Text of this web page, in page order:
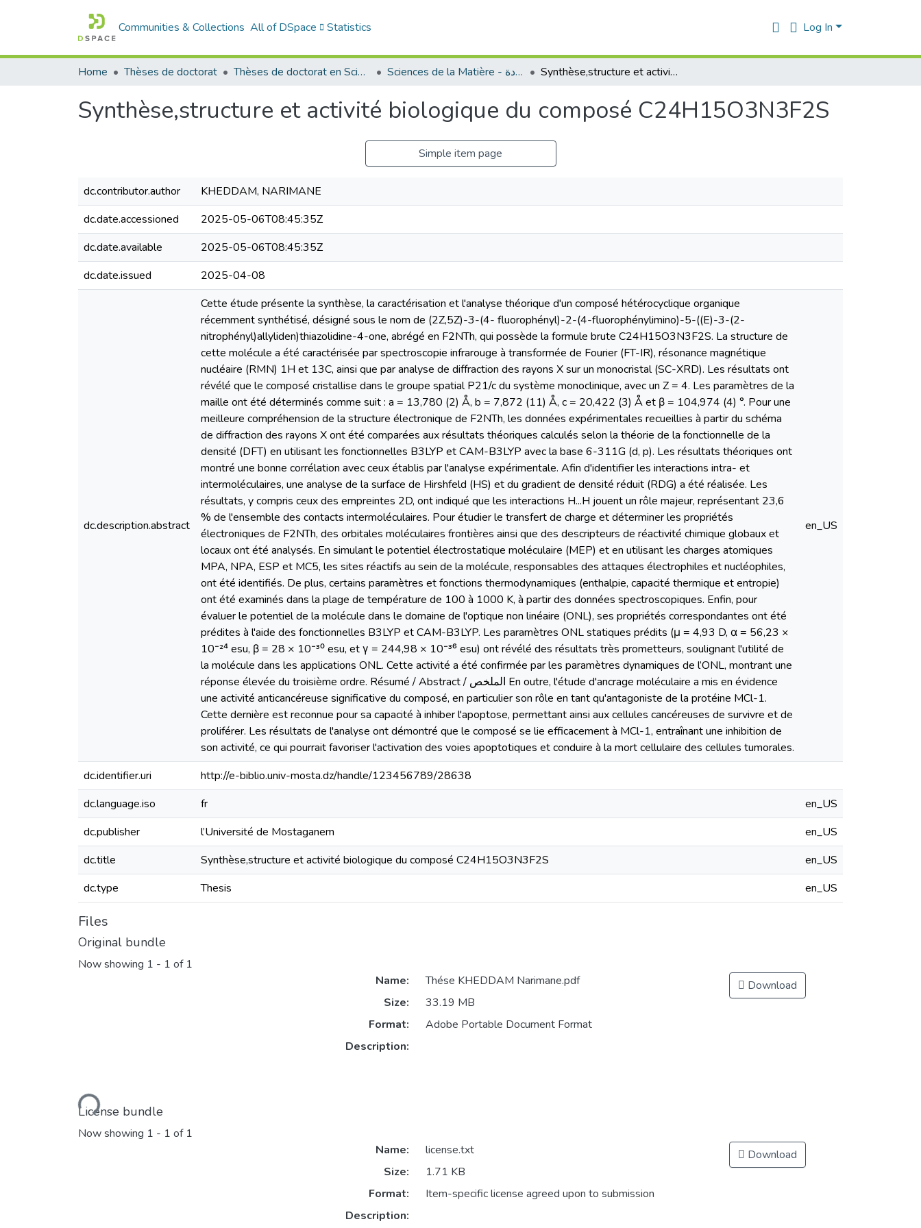
Communities & Collections All of DSpace Statistics Log In
Home Thèses de doctorat Thèses de doctorat en Sciences Sciences de la Matière - علوم المادة Synthèse,structure et activité biologique du composé C24H15O3N3F2S
Synthèse,structure et activité biologique du composé C24H15O3N3F2S
Simple item page
dc.contributor.author
KHEDDAM, NARIMANE
dc.date.accessioned
2025-05-06T08:45:35Z
dc.date.available
2025-05-06T08:45:35Z
dc.date.issued
2025-04-08
dc.description.abstract
Cette étude présente la synthèse, la caractérisation et l'analyse théorique d'un composé hétérocyclique organique
récemment synthétisé, désigné sous le nom de (2Z,5Z)-3-(4- fluorophényl)-2-(4-fluorophénylimino)-5-((E)-3-(2-
nitrophényl)allyliden)thiazolidine-4-one, abrégé en F2NTh, qui possède la formule brute C24H15O3N3F2S. La structure de
cette molécule a été caractérisée par spectroscopie infrarouge à transformée de Fourier (FT-IR), résonance magnétique
nucléaire (RMN) 1H et 13C, ainsi que par analyse de diffraction des rayons X sur un monocristal (SC-XRD). Les résultats ont
révélé que le composé cristallise dans le groupe spatial P21/c du système monoclinique, avec un Z = 4. Les paramètres de la
maille ont été déterminés comme suit : a = 13,780 (2) Å, b = 7,872 (11) Å, c = 20,422 (3) Å et β = 104,974 (4) °. Pour une
meilleure compréhension de la structure électronique de F2NTh, les données expérimentales recueillies à partir du schéma
de diffraction des rayons X ont été comparées aux résultats théoriques calculés selon la théorie de la fonctionnelle de la
densité (DFT) en utilisant les fonctionnelles B3LYP et CAM-B3LYP avec la base 6-311G (d, p). Les résultats théoriques ont
montré une bonne corrélation avec ceux établis par l'analyse expérimentale. Afin d'identifier les interactions intra- et
intermoléculaires, une analyse de la surface de Hirshfeld (HS) et du gradient de densité réduit (RDG) a été réalisée. Les
résultats, y compris ceux des empreintes 2D, ont indiqué que les interactions H...H jouent un rôle majeur, représentant 23,6
% de l'ensemble des contacts intermoléculaires. Pour étudier le transfert de charge et déterminer les propriétés
électroniques de F2NTh, des orbitales moléculaires frontières ainsi que des descripteurs de réactivité chimique globaux et
locaux ont été analysés. En simulant le potentiel électrostatique moléculaire (MEP) et en utilisant les charges atomiques
MPA, NPA, ESP et MC5, les sites réactifs au sein de la molécule, responsables des attaques électrophiles et nucléophiles,
ont été identifiés. De plus, certains paramètres et fonctions thermodynamiques (enthalpie, capacité thermique et entropie)
ont été examinés dans la plage de température de 100 à 1000 K, à partir des données spectroscopiques. Enfin, pour
évaluer le potentiel de la molécule dans le domaine de l'optique non linéaire (ONL), ses propriétés correspondantes ont été
prédites à l'aide des fonctionnelles B3LYP et CAM-B3LYP. Les paramètres ONL statiques prédits (μ = 4,93 D, α = 56,23 ×
10⁻²⁴ esu, β = 28 × 10⁻³⁰ esu, et γ = 244,98 × 10⁻³⁶ esu) ont révélé des résultats très prometteurs, soulignant l'utilité de
la molécule dans les applications ONL. Cette activité a été confirmée par les paramètres dynamiques de l’ONL, montrant une
réponse élevée du troisième ordre. Résumé / Abstract / الملخص En outre, l'étude d'ancrage moléculaire a mis en évidence
une activité anticancéreuse significative du composé, en particulier son rôle en tant qu'antagoniste de la protéine MCl-1.
Cette dernière est reconnue pour sa capacité à inhiber l'apoptose, permettant ainsi aux cellules cancéreuses de survivre et de
proliférer. Les résultats de l'analyse ont démontré que le composé se lie efficacement à MCl-1, entraînant une inhibition de
son activité, ce qui pourrait favoriser l'activation des voies apoptotiques et conduire à la mort cellulaire des cellules tumorales.
en_US
dc.identifier.uri
http://e-biblio.univ-mosta.dz/handle/123456789/28638
dc.language.iso
fr
en_US
dc.publisher
l’Université de Mostaganem
en_US
dc.title
Synthèse,structure et activité biologique du composé C24H15O3N3F2S
en_US
dc.type
Thesis en_US
Files
Original bundle
Now showing 1 - 1 of 1
Loading...
Name:
Thése KHEDDAM Narimane.pdf
Size:
33.19 MB
Format:
Adobe Portable Document Format
Description:
Download
License bundle
Now showing 1 - 1 of 1
Name:
license.txt
Size:
1.71 KB
Format:
Item-specific license agreed upon to submission
Description:
Download